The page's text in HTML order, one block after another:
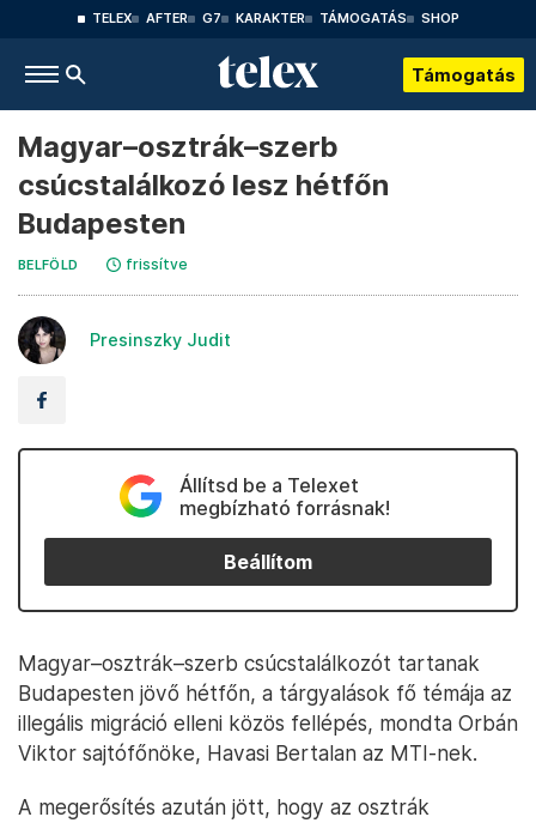
TELEX AFTER G7 KARAKTER TÁMOGATÁS SHOP
Támogatás
Magyar–osztrák–szerb
csúcstalálkozó lesz hétfőn
Budapesten
BELFÖLD frissítve
Presinszky Judit
Állítsd be a Telexet
megbízható forrásnak!
Beállítom
Magyar–osztrák–szerb csúcstalálkozót tartanak
Budapesten jövő hétfőn, a tárgyalások fő témája az
illegális migráció elleni közös fellépés, mondta Orbán
Viktor sajtófőnöke, Havasi Bertalan az MTI-nek.
A megerősítés azután jött, hogy az osztrák